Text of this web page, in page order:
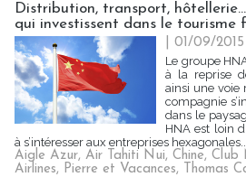
Distribution, transport,
qui investissent dans le tourisme
| 01/09/2015
Le groupe
à la reprise
ainsi une voie
compagnie
dans le
HNA est loin
à s’intéresser aux entreprises
Aigle Azur, Air Tahiti Nui, Chine, Club
Airlines, Pierre et Vacances, Thomas